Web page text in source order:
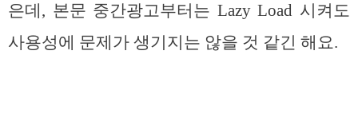
은데, 본문 중간광고부터는 Lazy Load 시켜도
사용성에 문제가 생기지는 않을 것 같긴 해요.